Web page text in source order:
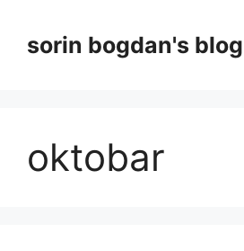
contentsorin bogdan's blog
oktobar